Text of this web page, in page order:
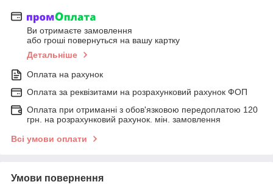
Ви отримаєте замовлення
або гроші повернуться на вашу картку
Детальніше
Оплата на рахунок
Оплата за реквізитами на розрахунковий рахунок ФОП
Оплата при отриманні з обов'язковою передоплатою 120
грн. на розрахунковий рахунок. мін. замовлення
Всі умови оплати
Умови повернення